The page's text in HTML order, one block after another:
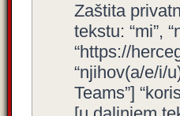
Zaštita
tekstu: “mi”,
“https://
“njihov(a/e/i/
Teams”]